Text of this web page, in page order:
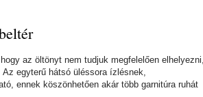
az öltönyt nem tudjuk megfelelően elhelyezni,
egyterű hátsó üléssora ízlésnek,
ennek köszönhetően akár több garnitúra ruhát